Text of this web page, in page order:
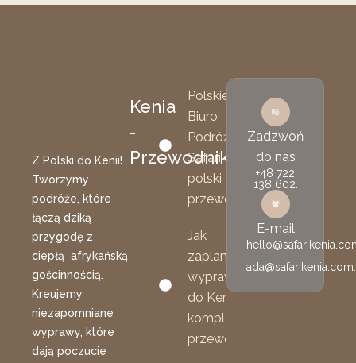
Z Polski do Kenii!
Tworzymy
podróże, które
łączą dziką
przygodę z
ciepłą afrykańską
gościnnością.
Kreujemy
niezapomniane
wyprawy, które
dają poczucie
Kenia
-
Przewodnik
Polskie
Biuro
Podróży
Safari
polski
przewodnik
Jak
zaplanować
wyprawę
do Kenii:
kompletny
przewodnik
Zadzwoń
do nas
+48 722
138 602.
E-mail